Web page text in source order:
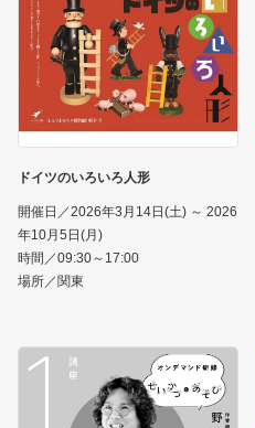
ドイツのいろいろ人形
開催日／2026年3月14日(土) ～ 2026
年10月5日(月)
時間／09:30～17:00
場所／関東